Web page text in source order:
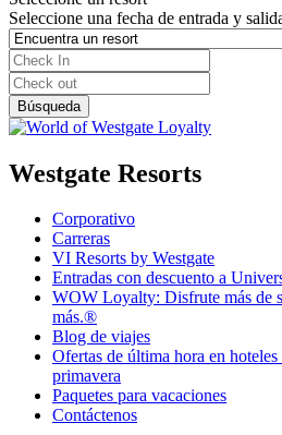
Seleccione una fecha de entrada y
Westgate Resorts
Corporativo
Carreras
VI Resorts by Westgate
Entradas con descuento a
WOW Loyalty: Disfrute más de
más.®
Blog de viajes
Ofertas de última hora en
primavera
Paquetes para vacaciones
Contáctenos